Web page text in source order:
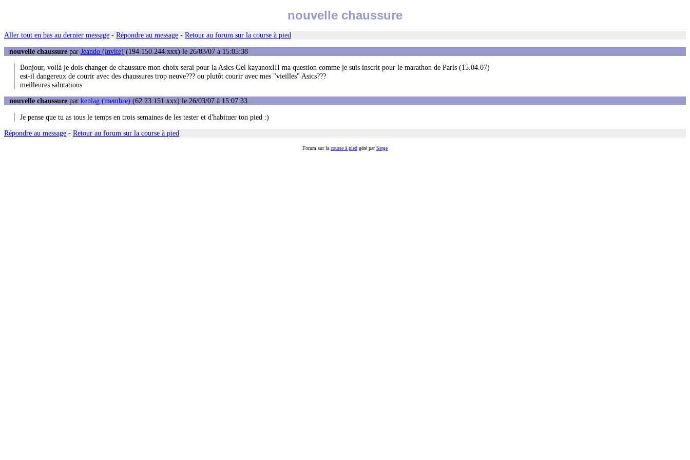
nouvelle chaussure
Aller tout en bas au dernier message - Répondre au message - Retour au forum sur la course à pied
nouvelle chaussure par Jeando (invité) (194.150.244.xxx) le 26/03/07 à 15:05:38
Bonjour, voilà je dois changer de chaussure mon choix serai pour la Asics Gel kayanoxIII ma question comme je suis inscrit pour le marathon de Paris (15.04.07)
est-il dangereux de courir avec des chaussures trop neuve??? ou plutôt courir avec mes "vieilles" Asics???
meilleures salutations
nouvelle chaussure par kenlag (membre) (62.23.151.xxx) le 26/03/07 à 15:07:33
Je pense que tu as tous le temps en trois semaines de les tester et d'habituer ton pied :)
Répondre au message - Retour au forum sur la course à pied
Forum sur la course à pied géré parSerge